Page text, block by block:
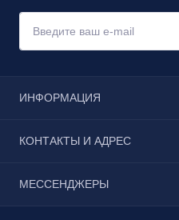
ИНФОРМАЦИЯ
Реквизиты
Каталог
КОНТАКТЫ И АДРЕС
185
МЕССЕНДЖЕРЫ